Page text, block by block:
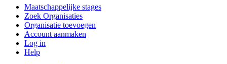
Maatschappelijke stages
Zoek Organisaties
Organisatie toevoegen
Account aanmaken
Log in
Help